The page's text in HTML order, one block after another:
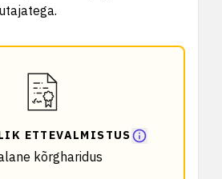
ETTEVALMISTUS
kõrgharidus